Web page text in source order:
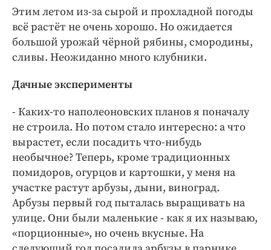
Этим летом из-за сырой и прохладной погоды
всё растёт не очень хорошо. Но ожидается
большой урожай чёрной рябины, смородины,
сливы. Неожиданно много клубники.
Дачные эксперименты
- Каких-то наполеоновских планов я поначалу
не строила. Но потом стало интересно: а что
вырастет, если посадить что-нибудь
необычное? Теперь, кроме традиционных
помидоров, огурцов и картошки, у меня на
участке растут арбузы, дыни, виноград.
Арбузы первый год пыталась выращивать на
улице. Они были маленькие - как я их называю,
«порционные», но очень вкусные. На